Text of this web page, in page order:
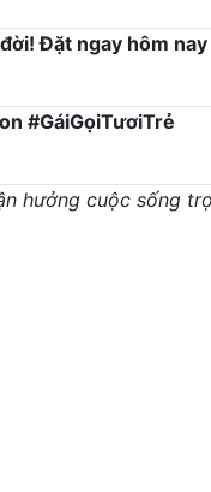
Đặt ngay hôm nay
#GáiGọiTươiTrẻ
hưởng cuộc sống